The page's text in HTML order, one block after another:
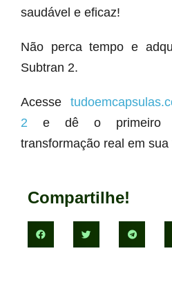
saudável e eficaz!
Não perca tempo e
Subtran 2.
Acesse
2 e dê o primeiro
transformação real em sua
Compartilhe!